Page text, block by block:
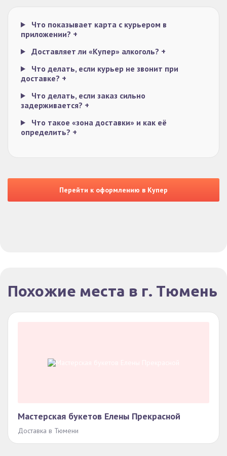
Что показывает карта с курьером в
приложении? +
Доставляет ли «Купер» алкоголь? +
Что делать, если курьер не звонит при
доставке? +
Что делать, если заказ сильно
задерживается? +
Что такое «зона доставки» и как её
определить? +
Перейти к оформлению в Купер
Похожие места в г. Тюмень
Мастерская букетов Елены Прекрасной
Доставка в Тюмени